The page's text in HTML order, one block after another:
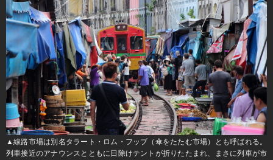
▲線路市場は別名タラート・ロム・フッブ（傘をたたむ市場）とも呼ばれる。
列車接近のアナウンスとともに日除けテントが折りたたまれ、まさに列車が市